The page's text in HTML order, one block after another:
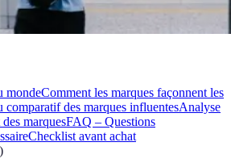
mondeComment les marques façonnent les
comparatif des marques influentesAnalyse
marquesFAQ – Questions
Checklist avant achat